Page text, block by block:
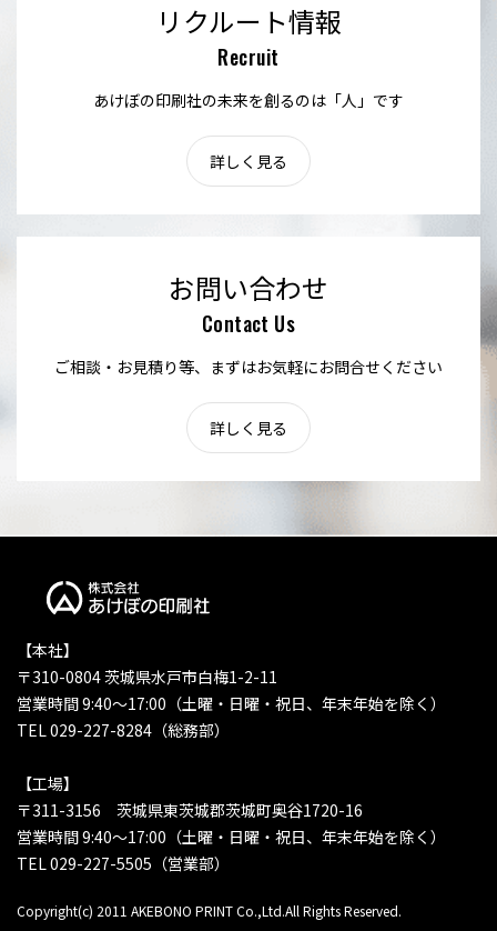
リクルート情報
Recruit
あけぼの印刷社の未来を創るのは「人」です
詳しく見る
お問い合わせ
Contact Us
ご相談・お見積り等、まずはお気軽にお問合せください
詳しく見る
【本社】
〒310-0804 茨城県水戸市白梅1-2-11
営業時間 9:40〜17:00（土曜・日曜・祝日、年末年始を除く）
TEL 029-227-8284（総務部）
【工場】
〒311-3156 茨城県東茨城郡茨城町奥谷1720-16
営業時間 9:40〜17:00（土曜・日曜・祝日、年末年始を除く）
TEL 029-227-5505（営業部）
Copyright(c) 2011 AKEBONO PRINT Co.,Ltd.All Rights Reserved.